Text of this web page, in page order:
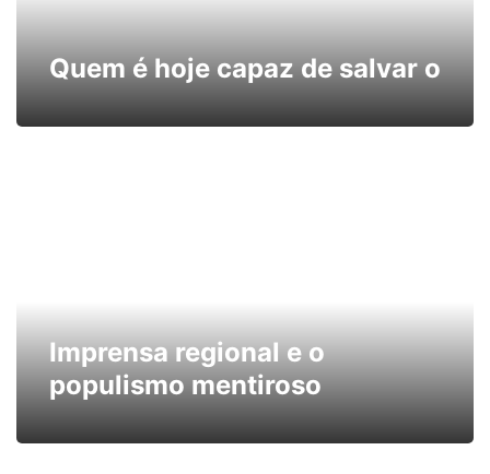
Quem é hoje capaz de salvar o
Imprensa regional e o
populismo mentiroso